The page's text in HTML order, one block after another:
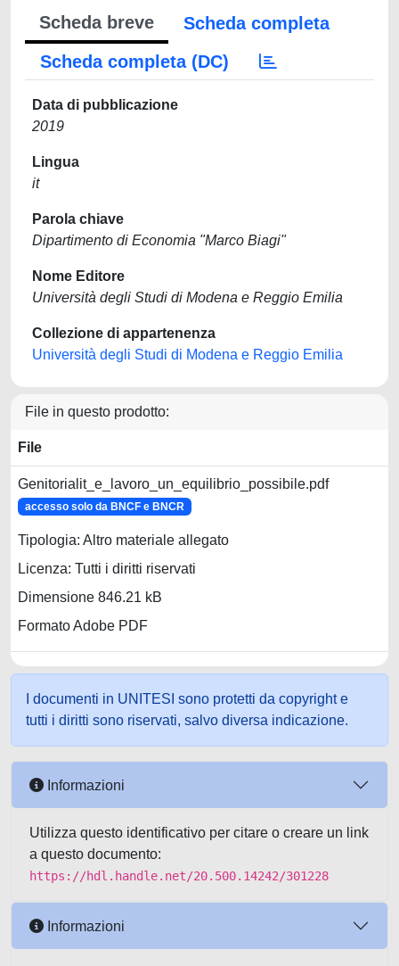
Scheda breve
Scheda completa
Scheda completa (DC)
Data di pubblicazione
2019
Lingua
it
Parola chiave
Dipartimento di Economia "Marco Biagi"
Nome Editore
Università degli Studi di Modena e Reggio Emilia
Collezione di appartenenza
Università degli Studi di Modena e Reggio Emilia
File in questo prodotto:
File
Genitorialit_e_lavoro_un_equilibrio_possibile.pdf
accesso solo da BNCF e BNCR
Tipologia: Altro materiale allegato
Licenza: Tutti i diritti riservati
Dimensione 846.21 kB
Formato Adobe PDF
I documenti in UNITESI sono protetti da copyright e
tutti i diritti sono riservati, salvo diversa indicazione.
Informazioni
Utilizza questo identificativo per citare o creare un link
a questo documento:
https://hdl.handle.net/20.500.14242/301228
Informazioni